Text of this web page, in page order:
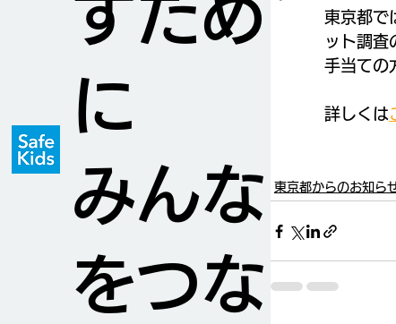
すため
に
みんな
をつな
東京都で
ット調査
手当ての
詳しくは
東京都からのお知ら